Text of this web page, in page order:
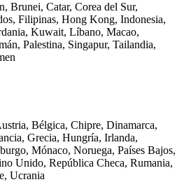
Brunei, Catar, Corea del Sur,
Filipinas, Hong Kong, Indonesia,
Kuwait, Líbano, Macao,
Palestina, Singapur, Tailandia,
Bélgica, Chipre, Dinamarca,
Grecia, Hungría, Irlanda,
Mónaco, Noruega, Países Bajos,
Unido, República Checa, Rumania,
Ucrania